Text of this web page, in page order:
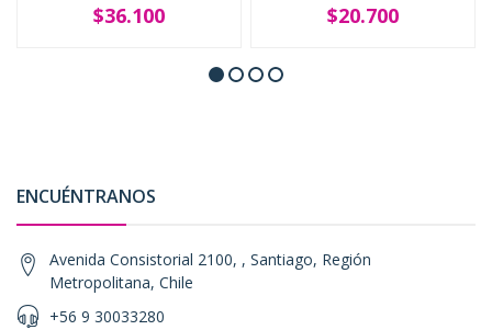
$36.100 $20.700
ENCUÉNTRANOS
Avenida Consistorial 2100, , Santiago, Región
Metropolitana, Chile
+56 9 30033280